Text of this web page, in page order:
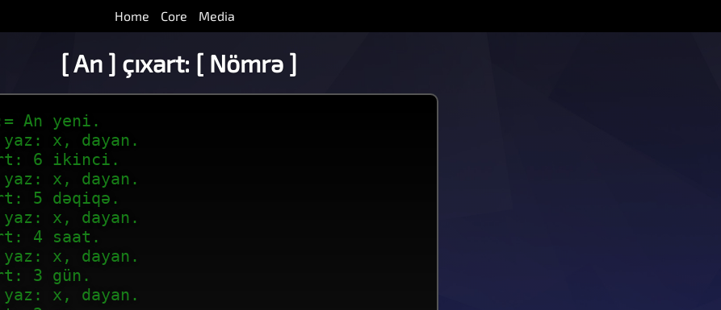
Home Core Media
[ An ] çıxart: [ Nömrə ]
An yeni.
x, dayan.
6 ikinci.
x, dayan.
5 dəqiqə.
x, dayan.
4 saat.
x, dayan.
3 gün.
x, dayan.